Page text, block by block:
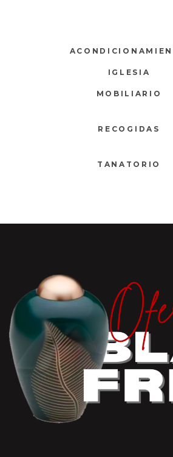
IGLESIA
MOBILIARIO
RECOGIDAS
TANATORIO